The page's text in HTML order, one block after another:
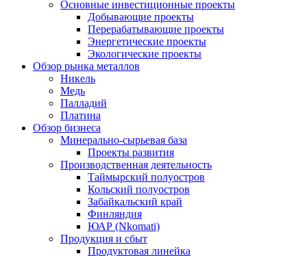
Основные инвестиционные проекты
Добывающие проекты
Перерабатывающие проекты
Энергетические проекты
Экологические проекты
Обзор рынка металлов
Никель
Медь
Палладий
Платина
Обзор бизнеса
Минерально-сырьевая база
Проекты развития
Производственная деятельность
Таймырский полуостров
Кольский полуостров
Забайкальский край
Финляндия
ЮАР (Nkomati)
Продукция и сбыт
Продуктовая линейка